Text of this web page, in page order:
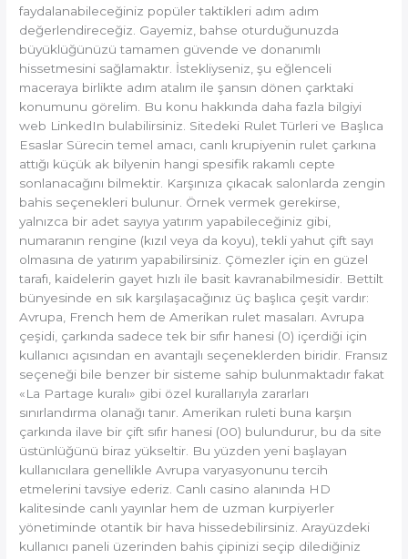
faydalanabileceğiniz popüler taktikleri adım adım
değerlendireceğiz. Gayemiz, bahse oturduğunuzda
büyüklüğünüzü tamamen güvende ve donanımlı
hissetmesini sağlamaktır. İstekliyseniz, şu eğlenceli
maceraya birlikte adım atalım ile şansın dönen çarktaki
konumunu görelim. Bu konu hakkında daha fazla bilgiyi
web LinkedIn bulabilirsiniz. Sitedeki Rulet Türleri ve Başlıca
Esaslar Sürecin temel amacı, canlı krupiyenin rulet çarkına
attığı küçük ak bilyenin hangi spesifik rakamlı cepte
sonlanacağını bilmektir. Karşınıza çıkacak salonlarda zengin
bahis seçenekleri bulunur. Örnek vermek gerekirse,
yalnızca bir adet sayıya yatırım yapabileceğiniz gibi,
numaranın rengine (kızıl veya da koyu), tekli yahut çift sayı
olmasına de yatırım yapabilirsiniz. Çömezler için en güzel
tarafı, kaidelerin gayet hızlı ile basit kavranabilmesidir. Bettilt
bünyesinde en sık karşılaşacağınız üç başlıca çeşit vardır:
Avrupa, French hem de Amerikan rulet masaları. Avrupa
çeşidi, çarkında sadece tek bir sıfır hanesi (0) içerdiği için
kullanıcı açısından en avantajlı seçeneklerden biridir. Fransız
seçeneği bile benzer bir sisteme sahip bulunmaktadır fakat
«La Partage kuralı» gibi özel kurallarıyla zararları
sınırlandırma olanağı tanır. Amerikan ruleti buna karşın
çarkında ilave bir çift sıfır hanesi (00) bulundurur, bu da site
üstünlüğünü biraz yükseltir. Bu yüzden yeni başlayan
kullanıcılara genellikle Avrupa varyasyonunu tercih
etmelerini tavsiye ederiz. Canlı casino alanında HD
kalitesinde canlı yayınlar hem de uzman kurpiyerler
yönetiminde otantik bir hava hissedebilirsiniz. Arayüzdeki
kullanıcı paneli üzerinden bahis çipinizi seçip dilediğiniz